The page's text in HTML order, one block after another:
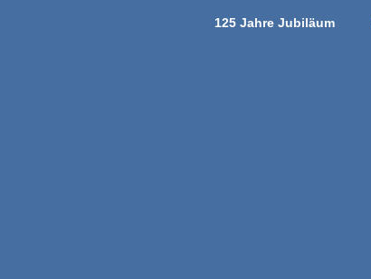
125 Jahre Jubiläum